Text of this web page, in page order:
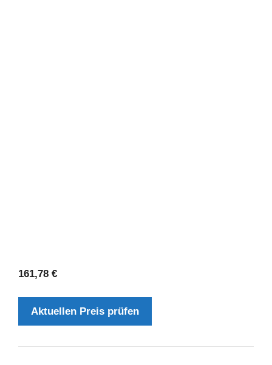
161,78 €
Aktuellen Preis prüfen